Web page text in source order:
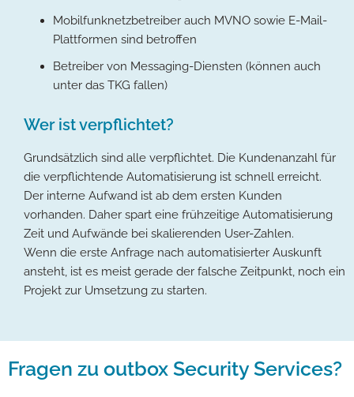
Mobilfunknetzbetreiber auch MVNO sowie E-Mail-
Plattformen sind betroffen
Betreiber von Messaging-Diensten (können auch
unter das TKG fallen)
Wer ist verpflichtet?
Grundsätzlich sind alle verpflichtet. Die Kundenanzahl für
die verpflichtende Automatisierung ist schnell erreicht.
Der interne Aufwand ist ab dem ersten Kunden
vorhanden. Daher spart eine frühzeitige Automatisierung
Zeit und Aufwände bei skalierenden User-Zahlen.
Wenn die erste Anfrage nach automatisierter Auskunft
ansteht, ist es meist gerade der falsche Zeitpunkt, noch ein
Projekt zur Umsetzung zu starten.
Fragen zu outbox Security Services?